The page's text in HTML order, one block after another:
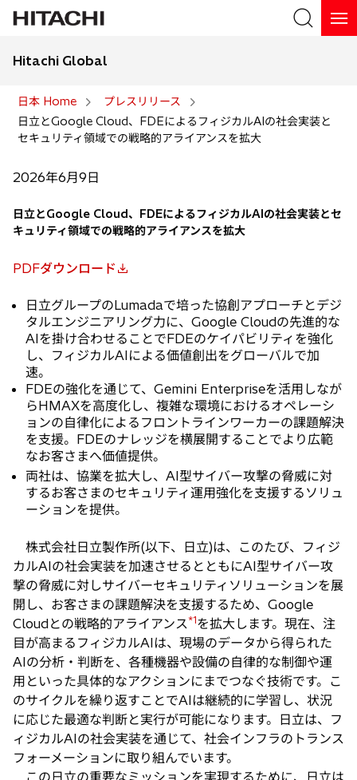
検索
Hitachi Global
日本 Home
プレスリリース
日立とGoogle Cloud、FDEによるフィジカルAIの社会実装と
セキュリティ領域での戦略的アライアンスを拡大
2026年6月9日
日立とGoogle Cloud、FDEによるフィジカルAIの社会実装とセ
キュリティ領域での戦略的アライアンスを拡大
PDFダウンロード
新
開
日立グループのLumadaで培った協創アプローチとデジ
タルエンジニアリング力に、Google Cloudの先進的な
AIを掛け合わせることでFDEのケイパビリティを強化
し、フィジカルAIによる価値創出をグローバルで加
速。
FDEの強化を通じて、Gemini Enterpriseを活用しなが
らHMAXを高度化し、複雑な環境におけるオペレーシ
ョンの自律化によるフロントラインワーカーの課題解決
を支援。FDEのナレッジを横展開することでより広範
なお客さまへ価値提供。
両社は、協業を拡大し、AI型サイバー攻撃の脅威に対
するお客さまのセキュリティ運用強化を支援するソリュ
ーションを提供。
株式会社日立製作所(以下、日立)は、このたび、フィジ
カルAIの社会実装を加速させるとともにAI型サイバー攻
撃の脅威に対しサイバーセキュリティソリューションを展
開し、お客さまの課題解決を支援するため、Google
Cloudとの戦略的アライアンス*1を拡大します。現在、注
目が高まるフィジカルAIは、現場のデータから得られた
AIの分析・判断を、各種機器や設備の自律的な制御や運
用といった具体的なアクションにまでつなぐ技術です。こ
のサイクルを繰り返すことでAIは継続的に学習し、状況
に応じた最適な判断と実行が可能になります。日立は、フ
ィジカルAIの社会実装を通じて、社会インフラのトランス
フォーメーションに取り組んでいます。
この日立の重要なミッションを実現するために、日立は